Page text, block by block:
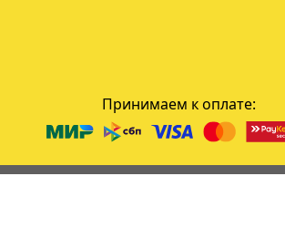
Принимаем к оплате: